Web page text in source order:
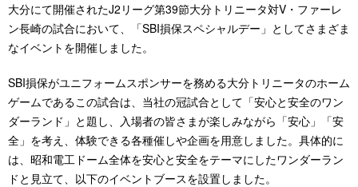
大分にて開催されたJ2リーグ第39節大分トリニータ対V・ファーレ
ン長崎の試合において、「SBI損保スペシャルデー」としてさまざま
なイベントを開催しました。
SBI損保がユニフォームスポンサーを務める大分トリニータのホーム
ゲームであるこの試合は、当社の冠試合として「安心と安全のワン
ダーランド」と題し、入場者の皆さまが楽しみながら「安心」「安
全」を考え、体験できる各種催しや企画を用意しました。具体的に
は、昭和電工ドーム全体を安心と安全をテーマにしたワンダーラン
ドと見立て、以下のイベントブースを設置しました。